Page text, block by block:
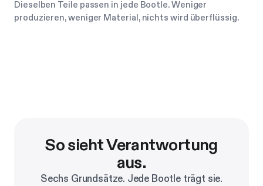
Dieselben Teile passen in jede Bootle. Weniger
produzieren, weniger Material, nichts wird überflüssig.
So sieht Verantwortung
aus.
Sechs Grundsätze. Jede Bootle trägt sie.